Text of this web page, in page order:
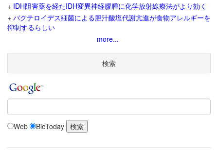
+ IDH阻害薬を経たIDH変異神経膠腫に化学放射線療法がより効く
+ バクテロイデス細菌による胆汁酸塩代謝亢進が食物アレルギーを
抑制するらしい
more...
検索
Web BioToday